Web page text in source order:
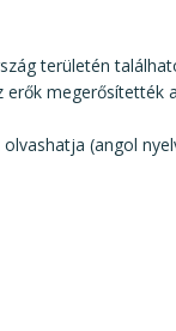
területén
megerősítették
olvashatja (angol